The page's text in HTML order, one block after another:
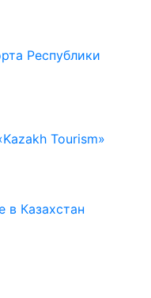
Республики
Tourism»
в Казахстан